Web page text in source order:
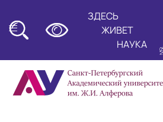
ЗДЕСЬ
ЖИВЕТ
НАУКА
≡